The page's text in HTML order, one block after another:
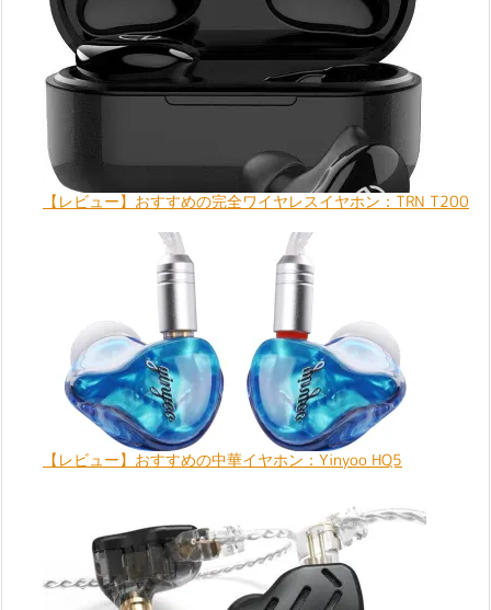
【レビュー】おすすめの完全ワイヤレスイヤホン：TRN T200
【レビュー】おすすめの中華イヤホン：Yinyoo HQ5